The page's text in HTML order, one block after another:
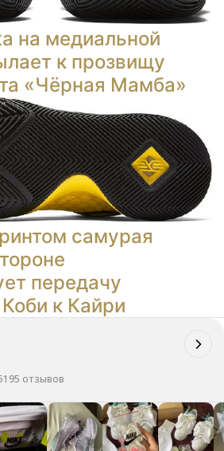
на медиальной
к прозвищу
«Чёрная Мамба»
самурая
передачу
к Кайри
отзывов